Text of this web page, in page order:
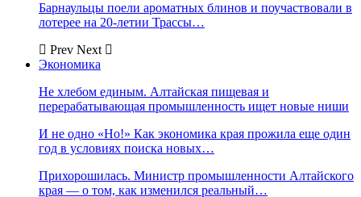
Барнаульцы поели ароматных блинов и поучаствовали в
лотерее на 20-летии Трассы…
Prev Next
Экономика
Не хлебом единым. Алтайская пищевая и
перерабатывающая промышленность ищет новые ниши
И не одно «Но!» Как экономика края прожила еще один
год в условиях поиска новых…
Прихорошилась. Министр промышленности Алтайского
края — о том, как изменился реальный…